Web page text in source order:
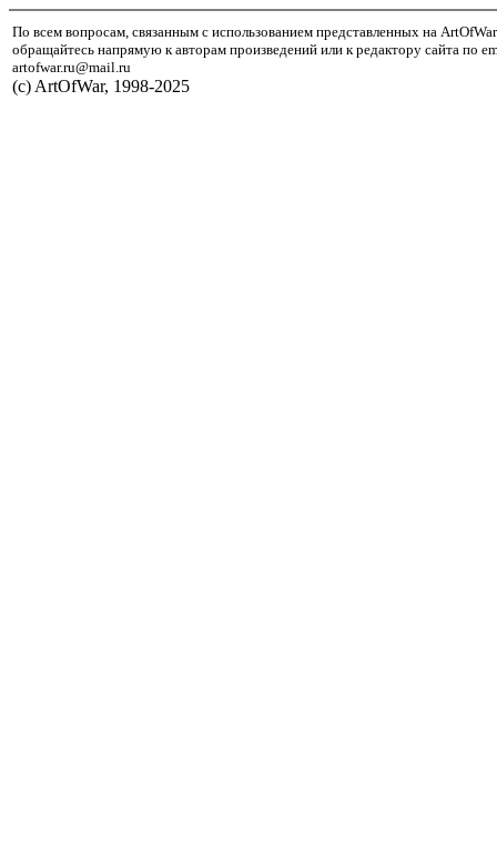
По всем вопросам, связанным с использованием представленных на
обращайтесь напрямую к авторам произведений или к редактору сайта по
artofwar.ru@mail.ru
(с) ArtOfWar, 1998-2025